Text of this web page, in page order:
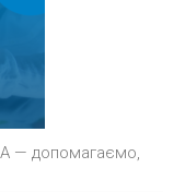
— допомагаємо,